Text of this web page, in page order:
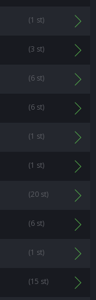
(1 st)
(3 st)
(6 st)
(6 st)
(1 st)
(1 st)
(20 st)
(6 st)
(1 st)
(15 st)